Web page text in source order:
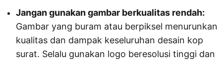
Jangan gunakan gambar berkualitas rendah:
Gambar yang buram atau berpiksel menurunkan
kualitas dan dampak keseluruhan desain kop
surat. Selalu gunakan logo beresolusi tinggi dan